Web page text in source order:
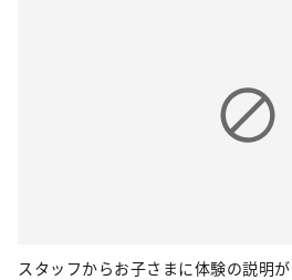
スタッフからお子さまに体験の説明